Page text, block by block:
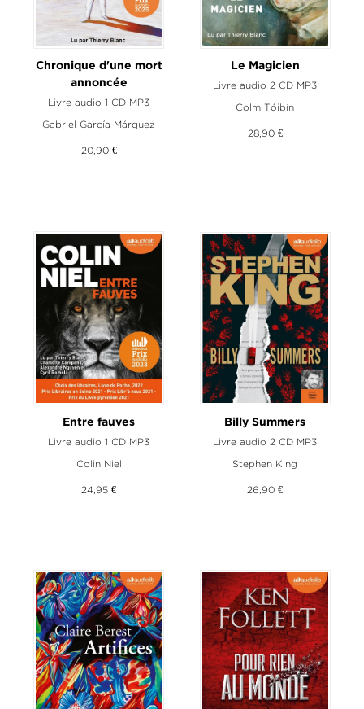
Chronique d'une mort
annoncée
Livre audio 1 CD MP3
Gabriel García Márquez
20,90 €
Le Magicien
Livre audio 2 CD MP3
Colm Tóibín
28,90 €
Entre fauves
Livre audio 1 CD MP3
Colin Niel
24,95 €
Billy Summers
Livre audio 2 CD MP3
Stephen King
26,90 €